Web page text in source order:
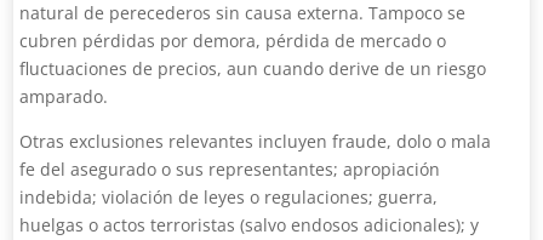
natural de perecederos sin causa externa. Tampoco se
cubren pérdidas por demora, pérdida de mercado o
fluctuaciones de precios, aun cuando derive de un riesgo
amparado.
Otras exclusiones relevantes incluyen fraude, dolo o mala
fe del asegurado o sus representantes; apropiación
indebida; violación de leyes o regulaciones; guerra,
huelgas o actos terroristas (salvo endosos adicionales); y